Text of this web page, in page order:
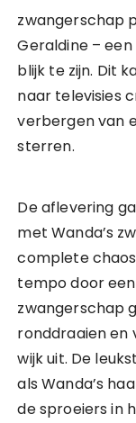
zwangerschap
Geraldine –
blijk te zijn. Dit
naar televisies
verbergen van
sterren.
De aflevering
met Wanda’s
complete
tempo door
zwangerschap
ronddraaien en
wijk uit. De
als Wanda’s
de sproeiers in